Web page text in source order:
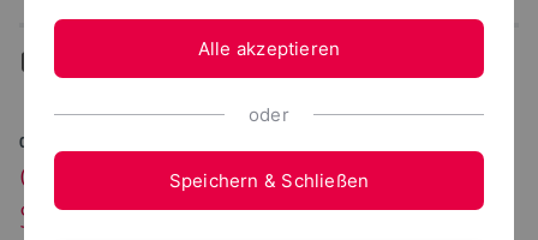
01.06.2026
Gleichstrom als
Schlüsseltechnologie: NRW-
Alle akzeptieren
oder
Speichern & Schließen